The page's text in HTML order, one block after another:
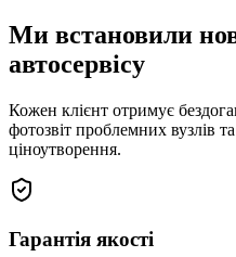
Ми встановили
автосервісу
Кожен клієнт отримує
фотозвіт проблемних вузлів
ціноутворення.
Гарантія якості